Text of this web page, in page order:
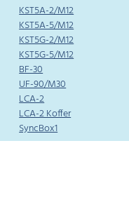
KST5A-2/M12
KST5A-5/M12
KST5G-2/M12
KST5G-5/M12
BF-30
UF-90/M30
LCA-2
LCA-2 Koffer
SyncBox1